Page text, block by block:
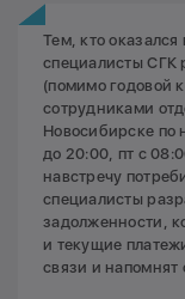
Тем, кто
специалисты СГК
(помимо годовой
сотрудниками
Новосибирске
до 20:00, пт с
навстречу
специалисты
задолженности,
и текущие
связи и напомнят